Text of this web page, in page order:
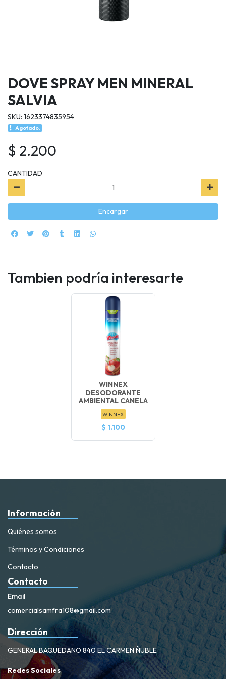
DOVE SPRAY MEN MINERAL
SALVIA
SKU: 1623374835954
Agotado.
$ 2.200
CANTIDAD
Encargar
Tambien podría interesarte
WINNEX
DESODORANTE
AMBIENTAL CANELA
WINNEX
$ 1.100
Información
Quiénes somos
Términos y Condiciones
Contacto
Contacto
Email
comercialsamfra108@gmail.com
Dirección
GENERAL BAQUEDANO 840 EL CARMEN ÑUBLE
Redes Sociales